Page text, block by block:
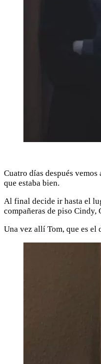
Cuatro días después
que estaba bien.
Al final decide ir hasta el
compañeras de piso Cindy,
Una vez allí Tom, que es el